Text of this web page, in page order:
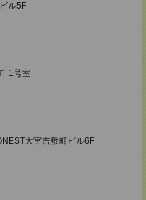
ル5F
1号室
大宮吉敷町ビル6F